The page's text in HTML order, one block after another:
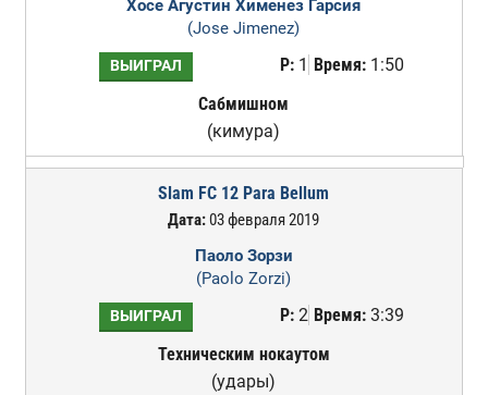
Хосе Агустин Хименез Гарсия
(Jose Jimenez)
ВЫИГРАЛ Р:1 Время:1:50
Сабмишном
(кимура)
Slam FC 12 Para Bellum
Дата:03 февраля 2019
Паоло Зорзи
(Paolo Zorzi)
ВЫИГРАЛ Р:2 Время:3:39
Техническим нокаутом
(удары)